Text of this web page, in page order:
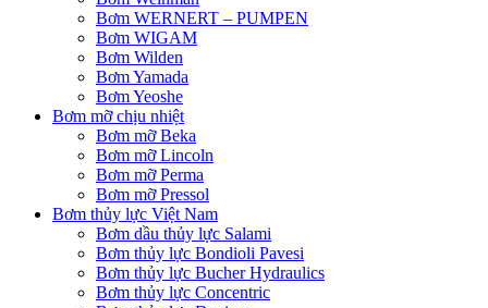
Bơm WERNERT – PUMPEN
Bơm WIGAM
Bơm Wilden
Bơm Yamada
Bơm Yeoshe
Bơm mỡ chịu nhiệt
Bơm mỡ Beka
Bơm mỡ Lincoln
Bơm mỡ Perma
Bơm mỡ Pressol
Bơm thủy lực Việt Nam
Bơm dầu thủy lực Salami
Bơm thủy lực Bondioli Pavesi
Bơm thủy lực Bucher Hydraulics
Bơm thủy lực Concentric